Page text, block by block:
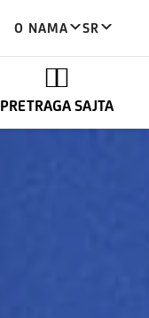
O NAMA SR
PRETRAGA SAJTA